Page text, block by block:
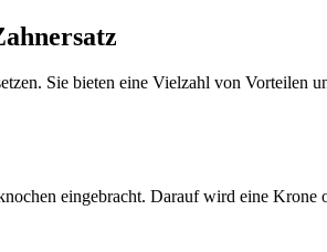
Sie bieten eine Vielzahl von Vorteilen
eingebracht. Darauf wird eine